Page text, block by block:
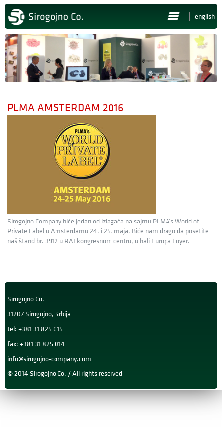
english
NASLOVNA
O NAMA
NOVOSTI
PRESS
POSAO
KONTAKT
PLMA AMSTERDAM 2016
Sirogojno Company biće jedan od izlagača na sajmu PLMA’s World of
Private Label u Amsterdamu 24. i 25. maja. Biće nam drago da posetite
naš štand br. 3912 u RAI kongresnom centru, u hali Europa Foyer.
Sirogojno Co.
31207 Sirogojno, Srbija
tel: +381 31 825 015
fax: +381 31 825 014
info@sirogojno-company.com
© 2014 Sirogojno Co. / All rights reserved